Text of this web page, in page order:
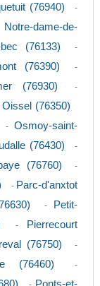
(76940) -
Notre-dame-de-
bec (76133) -
(76390) -
(76930) -
Oissel (76350)
-Osmoy-saint-
(76430) -
(76760) -
- Parc-d'anxtot
-
Petit-
-
Pierrecourt
(76750) -
(76460) -